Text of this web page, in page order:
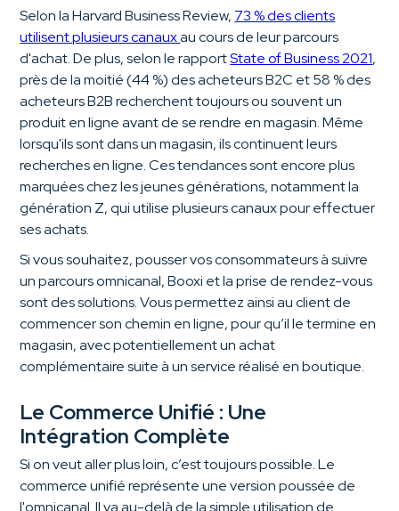
Selon la Harvard Business Review, 73 % des clients
utilisent plusieurs canauxau cours de leur parcours
d'achat. De plus, selon le rapportState of Business 2021,
près de la moitié (44 %) des acheteurs B2C et 58 % des
acheteurs B2B recherchent toujours ou souvent un
produit en ligne avant de se rendre en magasin. Même
lorsqu'ils sont dans un magasin, ils continuent leurs
recherches en ligne. Ces tendances sont encore plus
marquées chez les jeunes générations, notamment la
génération Z, qui utilise plusieurs canaux pour effectuer
ses achats.
Si vous souhaitez, pousser vos consommateurs à suivre
un parcours omnicanal, Booxi et la prise de rendez-vous
sont des solutions. Vous permettez ainsi au client de
commencer son chemin en ligne, pour qu’il le termine en
magasin, avec potentiellement un achat
complémentaire suite à un service réalisé en boutique.
Le Commerce Unifié : Une
Intégration Complète
Si on veut aller plus loin, c’est toujours possible. Le
commerce unifié représente une version poussée de